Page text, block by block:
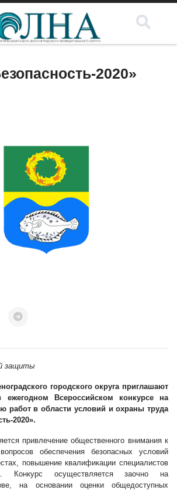
2020»
защиты
городского округа приглашают
ежегодном Всероссийском конкурсе на
работ в области условий и охраны труда
2020».
привлечение общественного внимания к
обеспечения безопасных условий
повышение квалификации специалистов
Конкурс осуществляется заочно на
на основании оценки общедоступных